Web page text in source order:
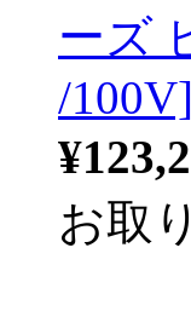
ーズ
/100V]
お取